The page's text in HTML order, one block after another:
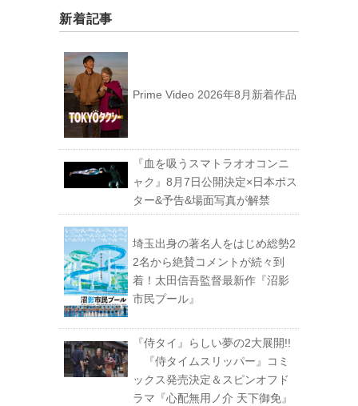
新着記事
Prime Video 2026年8月新着作品
『血を吸うスマトラオオコンニ
ャク』8月7日公開決定×日本ポス
ター&予告&場面写真が解禁
埼玉出身の著名人をはじめ総勢2
2名から絶賛コメントが続々到
着！太田信吾監督最新作『沼影
市民プール』
『侍タイ』らしい夢の2大展開!!
『侍タイムスリッパー』コミ
ックス発売決定＆スピンオフド
ラマ『心配無用ノ介 天下御免』